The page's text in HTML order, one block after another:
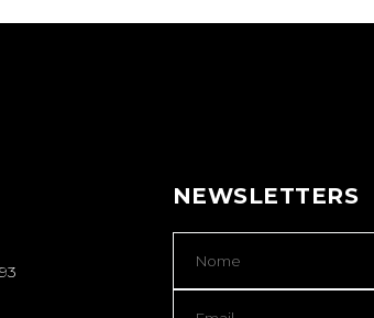
NEWSLETTERS